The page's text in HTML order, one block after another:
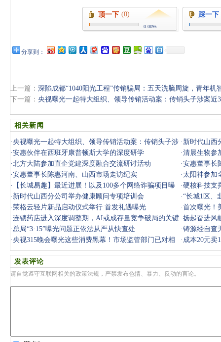
顶一下 (0)
0.00%
踩一下
分享到：
上一篇： 深陷成都“1040阳光工程”传销骗局：五天洗脑周旋，青年机
下一篇： 央视曝光一起特大组织、领导传销活动案：传销头子涉案近
相关新闻
·央视曝光一起特大组织、领导传销活动案：传销头子涉
案近38亿
· 新时代山西
·安惠伙伴在西班牙康普顿斯大学的深度研学 ·清晨生物参
·北方大陆参加直企党建深度融合交流研讨活动 ·安惠董事长
·安惠董事长陈惠河南、山西市场走访纪实 · 太阳神参加
·
【长城易趣】最近进展！以及100多个网络诈骗项目曝
光，速看！
·硬核科技支
· 新时代山西分公司举办健康顾问专项培训会 ·“长城1区、
曝光
·荣格云轻片新品启动仪式举行 首发礼遇曝光 ·首次曝光！
·连锁药店进入深度调整期，AI或成存量竞争破局的关键 ·扬起奋进风
·总局“3·15”曝光问题正依法从严从快查处 ·铸源经自查
·央视315晚会曝光这些消费黑幕！市场监管部门已对相
关问题和企
· 成本20元卖
家还说“过
发表评论
请自觉遵守互联网相关的政策法规，严禁发布色情、暴力、反动的言论。